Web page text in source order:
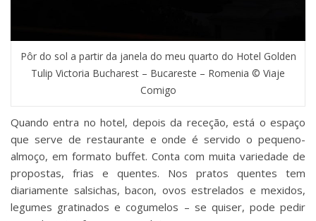
Pôr do sol a partir da janela do meu quarto do Hotel Golden
Tulip Victoria Bucharest – Bucareste – Romenia © Viaje
Comigo
Quando entra no hotel, depois da receção, está o espaço
que serve de restaurante e onde é servido o pequeno-
almoço, em formato buffet. Conta com muita variedade de
propostas, frias e quentes. Nos pratos quentes tem
diariamente salsichas, bacon, ovos estrelados e mexidos,
legumes gratinados e cogumelos – se quiser, pode pedir